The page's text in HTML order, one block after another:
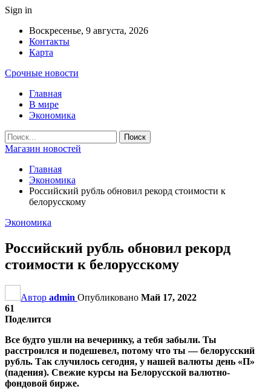
Sign in
Воскресенье, 9 августа, 2026
Контакты
Карта
Срочные новости
Главная
В мире
Экономика
Магазин новостей
Главная
Экономика
Российский рубль обновил рекорд стоимости к
белорусскому
Экономика
Российский рубль обновил рекорд
стоимости к белорусскому
Автор admin Опубликовано Май 17, 2022
61
Поделится
Все будто ушли на вечеринку, а тебя забыли. Ты
расстроился и подешевел, потому что ты — белорусский
рубль. Так случилось сегодня, у нашей валюты день «П»
(падения). Свежие курсы на Белорусской валютно-
фондовой бирже.